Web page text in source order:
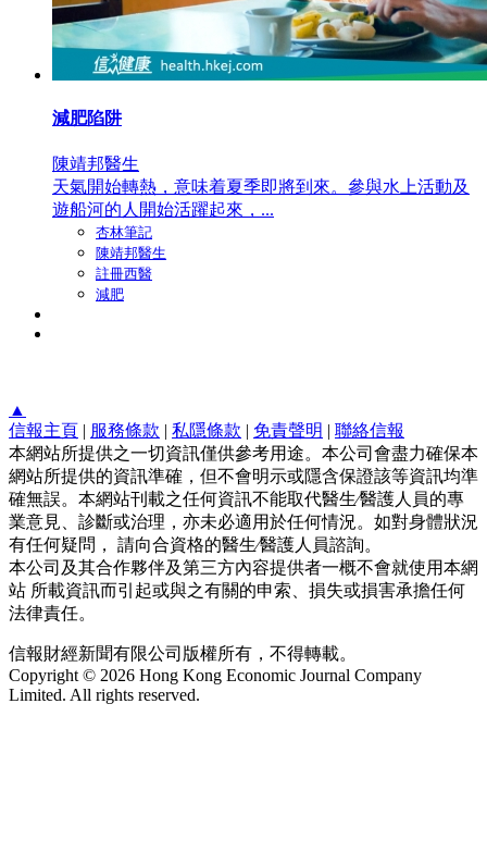
減肥陷阱
陳靖邦醫生
天氣開始轉熱，意味着夏季即將到來。參與水上活動及
遊船河的人開始活躍起來，...
杏林筆記
陳靖邦醫生
註冊西醫
減肥
▲
信報主頁 | 服務條款 | 私隱條款 | 免責聲明 | 聯絡信報
本網站所提供之一切資訊僅供參考用途。本公司會盡力確保本
網站所提供的資訊準確，但不會明示或隱含保證該等資訊均準
確無誤。本網站刊載之任何資訊不能取代醫生∕醫護人員的專
業意見、診斷或治理，亦未必適用於任何情況。如對身體狀況
有任何疑問， 請向合資格的醫生∕醫護人員諮詢。
本公司及其合作夥伴及第三方內容提供者一概不會就使用本網
站 所載資訊而引起或與之有關的申索、損失或損害承擔任何
法律責任。
信報財經新聞有限公司版權所有，不得轉載。
Copyright © 2026 Hong Kong Economic Journal Company
Limited. All rights reserved.